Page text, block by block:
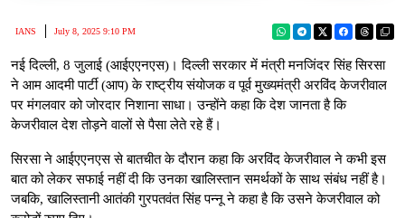
IANS July 8, 2025 9:10 PM
नई दिल्ली, 8 जुलाई (आईएएनएस)। दिल्ली सरकार में मंत्री मनजिंदर सिंह सिरसा
ने आम आदमी पार्टी (आप) के राष्ट्रीय संयोजक व पूर्व मुख्यमंत्री अरविंद केजरीवाल
पर मंगलवार को जोरदार निशाना साधा। उन्होंने कहा कि देश जानता है कि
केजरीवाल देश तोड़ने वालों से पैसा लेते रहे हैं।
सिरसा ने आईएएनएस से बातचीत के दौरान कहा कि अरविंद केजरीवाल ने कभी इस
बात को लेकर सफाई नहीं दी कि उनका खालिस्तान समर्थकों के साथ संबंध नहीं है।
जबकि, खालिस्तानी आतंकी गुरपतवंत सिंह पन्नू ने कहा है कि उसने केजरीवाल को